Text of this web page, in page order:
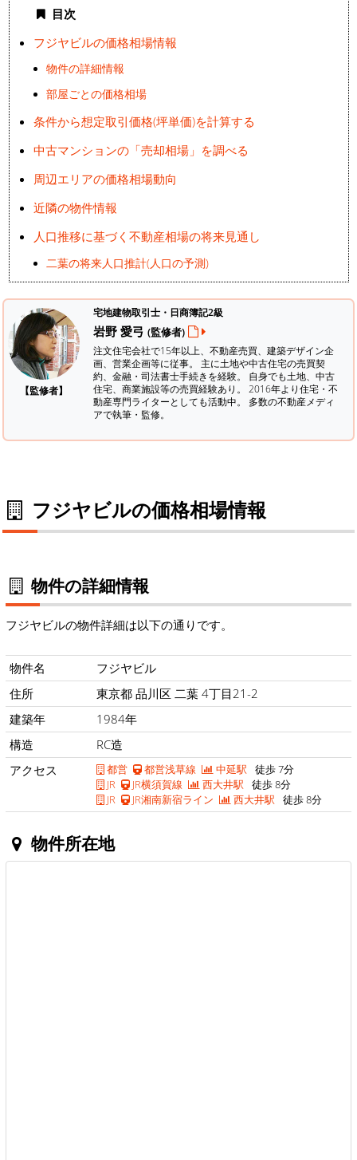
目次
フジヤビルの価格相場情報
物件の詳細情報
部屋ごとの価格相場
条件から想定取引価格(坪単価)を計算する
中古マンションの「売却相場」を調べる
周辺エリアの価格相場動向
近隣の物件情報
人口推移に基づく不動産相場の将来見通し
二葉の将来人口推計(人口の予測)
【監修者】
宅地建物取引士・日商簿記2級
岩野 愛弓 (監修者)
注文住宅会社で15年以上、不動産売買、建築デザイン企
画、営業企画等に従事。 主に土地や中古住宅の売買契
約、金融・司法書士手続きを経験。 自身でも土地、中古
住宅、商業施設等の売買経験あり。 2016年より住宅・不
動産専門ライターとしても活動中。 多数の不動産メディ
アで執筆・監修。
フジヤビルの価格相場情報
物件の詳細情報
フジヤビルの物件詳細は以下の通りです。
物件名
フジヤビル
住所
東京都 品川区 二葉 4丁目21-2
建築年
1984年
構造
RC造
アクセス
都営 都営浅草線 中延駅 徒歩 7分
JR
JR横須賀線 西大井駅 徒歩 8分
JR
JR湘南新宿ライン 西大井駅 徒歩 8分
物件所在地